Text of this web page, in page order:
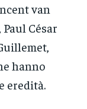
van
César
hanno
eredità.